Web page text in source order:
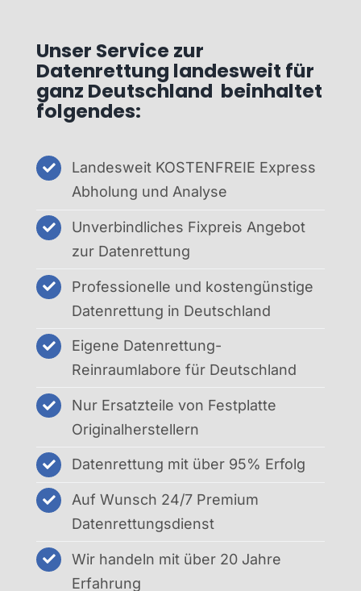
Unser Service zur
Datenrettung landesweit für
ganz Deutschland beinhaltet
folgendes:
Landesweit KOSTENFREIE Express
Abholung und Analyse
Unverbindliches Fixpreis Angebot
zur Datenrettung
Professionelle und kostengünstige
Datenrettung in Deutschland
Eigene Datenrettung-
Reinraumlabore für Deutschland
Nur Ersatzteile von Festplatte
Originalherstellern
Datenrettung mit über 95% Erfolg
Auf Wunsch 24/7 Premium
Datenrettungsdienst
Wir handeln mit über 20 Jahre
Erfahrung